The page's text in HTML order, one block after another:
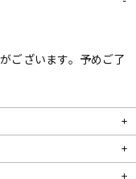
ございます。予めご了